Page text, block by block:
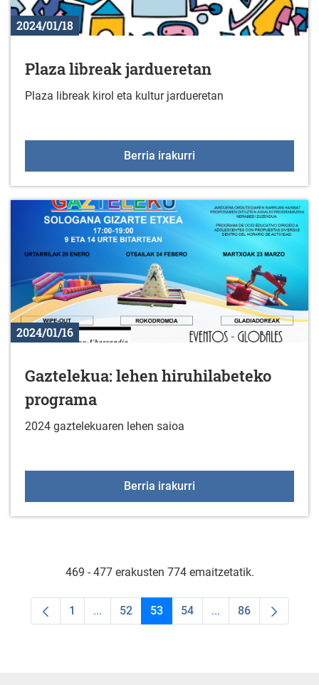
2024/01/18
Plaza libreak jardueretan
Plaza libreak kirol eta kultur jardueretan
Berria irakurri
2024/01/16
Gaztelekua: lehen hiruhilabeteko
programa
2024 gaztelekuaren lehen saioa
Berria irakurri
469 - 477 erakusten 774 emaitzetatik.
Orrialdea
1 ...Intermediate Pages Use TAB to navigate.
Orrialdea
52 Orrialdea
53 Orrialdea
54 ...Intermediate Pages
Orrialdea
86